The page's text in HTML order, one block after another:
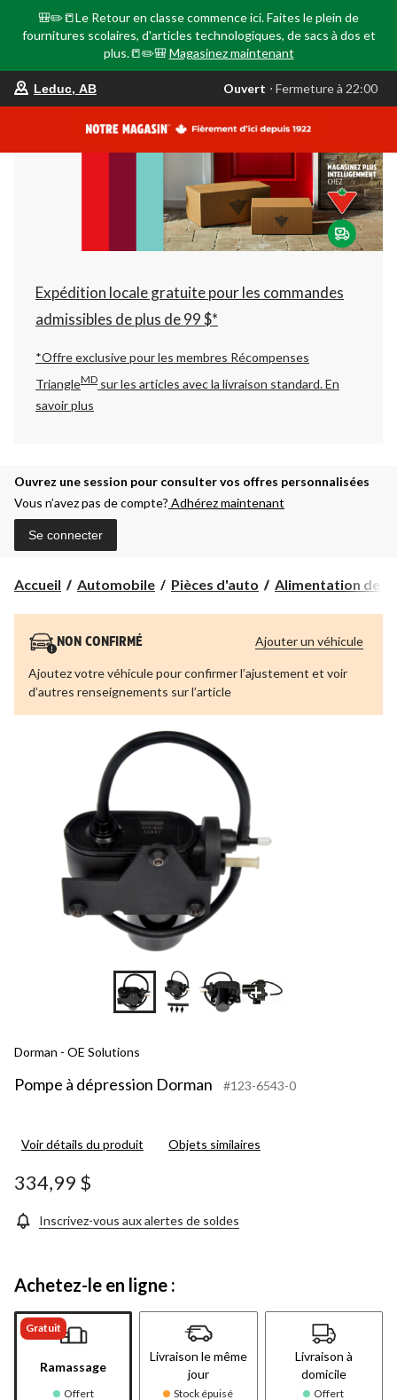
🎒✏️📒Le Retour en classe commence ici. Faites le plein de
fournitures scolaires, d'articles technologiques, de sacs à dos et
plus.📒✏️🎒 Magasinez maintenant
votre
est
AB,
Ouvert,
Fermeture
à
22:00
changer
Leduc, AB Ouvert ⋅ Fermeture à 22:00
Expédition locale gratuite pour les commandes
admissibles de plus de 99 $*
*Offre exclusive pour les membres Récompenses
TriangleMD sur les articles avec la livraison standard.En
savoir plus
Ouvrez une session pour consulter vos offres personnalisées
Vous n’avez pas de compte? Adhérez maintenant
Se connecter
Accueil Automobile Pièces d'auto Alimentation de
NON CONFIRMÉ
Ajoutez votre véhicule pour confirmer l’ajustement et voir
d’autres renseignements sur l’article
Ajouter un véhicule
+1
Dorman - OE Solutions
Pompe à dépression Dorman #123-6543-0
Voir détails du produit Objets similaires
334,99 $
Inscrivez-vous aux alertes de soldes
Achetez-le en ligne :
Gratuit
Ramassage
Offert
Livraison le même
jour
Stock épuisé
Livraison à
domicile
Offert